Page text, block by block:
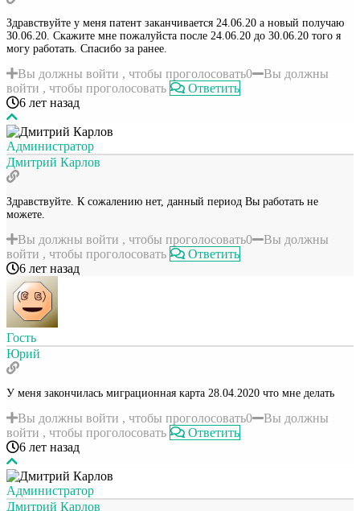
Здравствуйте у меня патент заканчивается 24.06.20 а новый получаю
30.06.20. Скажите мне пожалуйста после 24.06.20 до 30.06.20 того я
могу работать. Спасибо за ранее.
Вы должны войти , чтобы проголосовать0
Вы должны
войти , чтобы проголосовать
Ответить
6 лет назад
Администратор
Дмитрий Карлов
Здравствуйте. К сожалению нет, данный период Вы работать не
можете.
Вы должны войти , чтобы проголосовать0
Вы должны
войти , чтобы проголосовать
Ответить
6 лет назад
Гость
Юрий
У меня закончилась миграционная карта 28.04.2020 что мне делать
Вы должны войти , чтобы проголосовать0
Вы должны
войти , чтобы проголосовать
Ответить
6 лет назад
Администратор
Дмитрий Карлов